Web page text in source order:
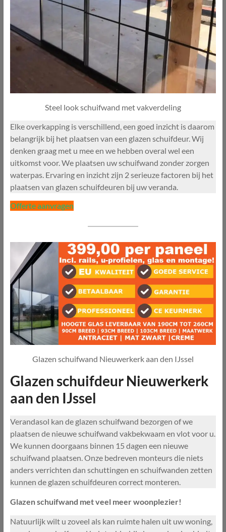
Steel look schuifwand met vakverdeling
Elke overkapping is verschillend, een goed inzicht is daarom
belangrijk bij het plaatsen van een glazen schuifdeur. Wij
denken graag met u mee en we hebben overal wel een
uitkomst voor. We plaatsen uw schuifwand zonder zorgen
waterpas. Ervaring en inzicht zijn 2 serieuze factoren bij het
plaatsen van glazen schuifdeuren bij uw veranda.
Offerte aanvragen
Glazen schuifwand Nieuwerkerk aan den IJssel
Glazen schuifdeur Nieuwerkerk
aan den IJssel
Verandasol kan de glazen schuifwand bezorgen of we
plaatsen de nieuwe schuifwand vakbekwaam en vlot voor u.
We kunnen doorgaans binnen 15 dagen een nieuwe
schuifwand plaatsen. Onze bedreven monteurs die niets
anders verrichten dan schuttingen en schuifwanden zetten
kunnen de glazen schuifdeuren correct monteren.
Glazen schuifwand met veel meer woonplezier!
Natuurlijk wilt u zoveel als kan ruimte halen uit uw woning,